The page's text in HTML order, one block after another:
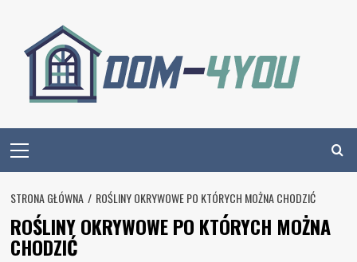
content
Menu
STRONA GŁÓWNA ROŚLINY OKRYWOWE PO KTÓRYCH MOŻNA CHODZIĆ
ROŚLINY OKRYWOWE PO KTÓRYCH MOŻNA
CHODZIĆ